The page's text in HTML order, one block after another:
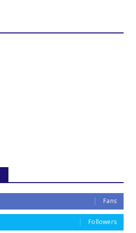
Fans
Followers